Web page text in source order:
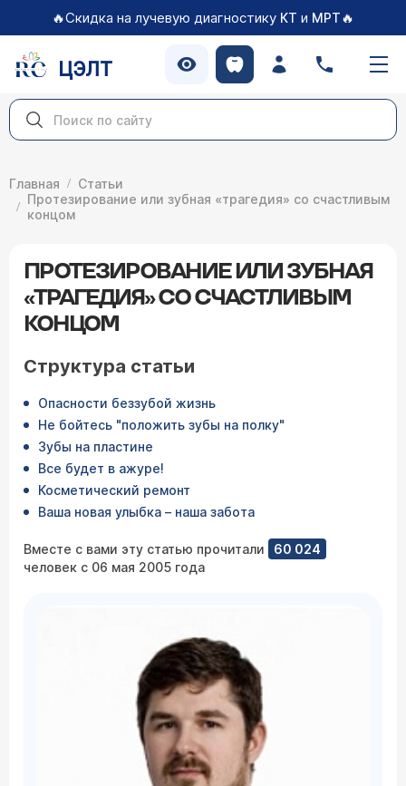
🔥Скидка на лучевую диагностику КТ и МРТ🔥
ЦЭЛТ
Главная
Статьи
Протезирование или зубная «трагедия» со счастливым
концом
ПРОТЕЗИРОВАНИЕ ИЛИ ЗУБНАЯ
«ТРАГЕДИЯ» СО СЧАСТЛИВЫМ
КОНЦОМ
Структура статьи
Опасности беззубой жизнь
Не бойтесь "положить зубы на полку"
Зубы на пластине
Все будет в ажуре!
Косметический ремонт
Ваша новая улыбка – наша забота
Вместе с вами эту статью прочитали
60 024
человек с 06 мая 2005 года